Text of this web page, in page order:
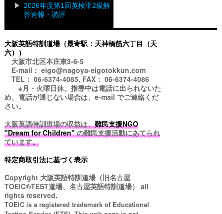
2026年度第1回英検準2級解
答速報・講評
大阪英語特訓道場（最寄駅：天神橋筋六丁目（天
六））
大阪市北区本庄東3-6-5
E-mail： eigo@nagoya-eigotokkun.com
TEL： 06-6374-4085, FAX： 06-6374-4086
※月・火曜日休。指導中は電話に出られないた
め、電話が通じない場合は、e-mail でご連絡くだ
さい。
大阪英語特訓道場の収益は、難民支援NGO
"Dream for Children"の難民支援活動にあてられ
ています。
特定商取引法に基づく表示
Copyright 大阪英語特訓道場（旧名古屋
TOEIC®TEST道場、名古屋英語特訓道場） all
rights reserved.
TOEIC is a registered trademark of Educational